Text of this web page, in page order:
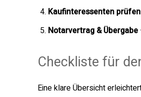
Kaufinteressenten prüfen
Notarvertrag & Übergabe
Checkliste für
Eine klare Übersicht